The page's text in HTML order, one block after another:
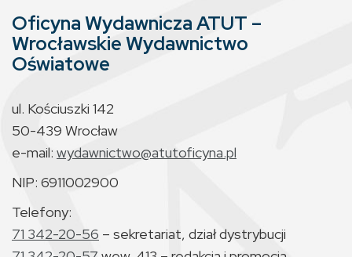
Oficyna Wydawnicza ATUT –
Wrocławskie Wydawnictwo
Oświatowe
ul. Kościuszki 142
50-439 Wrocław
e-mail: wydawnictwo@atutoficyna.pl
NIP: 6911002900
Telefony:
71 342-20-56 – sekretariat, dział dystrybucji